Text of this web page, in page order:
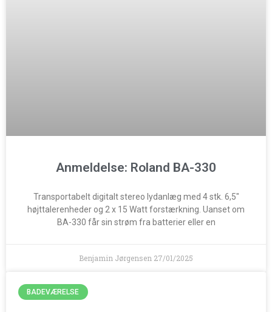
Anmeldelse: Roland BA-330
Transportabelt digitalt stereo lydanlæg med 4 stk. 6,5″
højttalerenheder og 2 x 15 Watt forstærkning. Uanset om
BA-330 får sin strøm fra batterier eller en
Benjamin Jørgensen 27/01/2025
BADEVÆRELSE